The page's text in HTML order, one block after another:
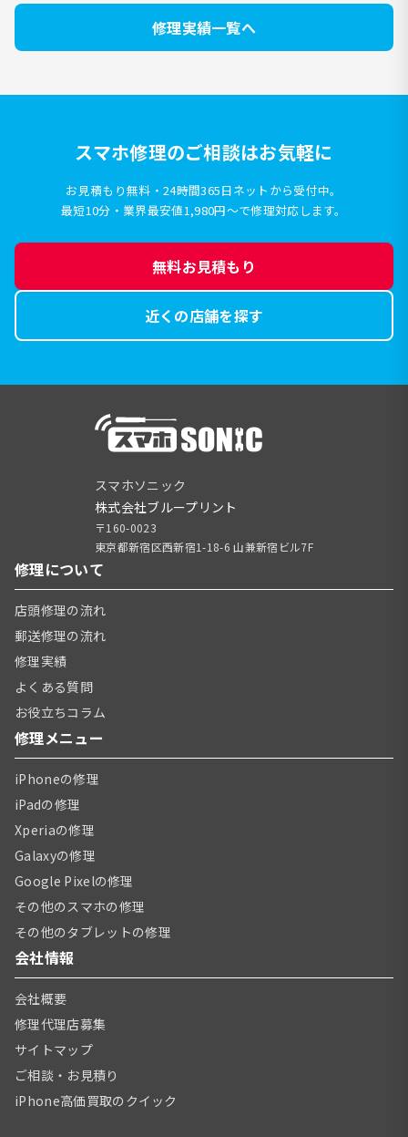
修理実績一覧へ
スマホ修理のご相談はお気軽に
お見積もり無料・24時間365日ネットから受付中。
最短10分・業界最安値1,980円〜で修理対応します。
無料お見積もり
近くの店舗を探す
スマホソニック
株式会社ブループリント
〒160-0023
東京都新宿区西新宿1-18-6 山兼新宿ビル7F
修理について
店頭修理の流れ
郵送修理の流れ
修理実績
よくある質問
お役立ちコラム
修理メニュー
iPhoneの修理
iPadの修理
Xperiaの修理
Galaxyの修理
Google Pixelの修理
その他のスマホの修理
その他のタブレットの修理
会社情報
会社概要
修理代理店募集
サイトマップ
ご相談・お見積り
iPhone高価買取のクイック